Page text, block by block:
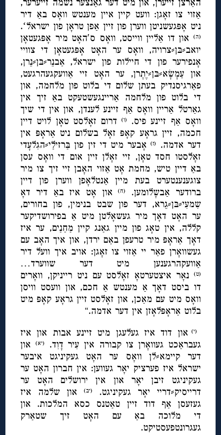
אַזוי צו זאָגן: וועט קיין איין מענטש וואָס באַ דיר
ניט אָפּגעשניטן ווערן פון זיין אַפן טראָן פון ישראלʻ.
(ה) און דו אַליין ווייסט, וואָס ס′האָט מיר אָפּגעטאָן
יואב⸗בּן⸗צרויה, וואָס ער האָט אָפּגעטאָן די צוויי
אָנפירער פון די חיילות פון ישראל, אַבנֵר⸗בּן⸗נֵרן,
און עַמָשָׂא⸗בּן⸗יֶתֶרן, ער האָט זיי אַוועקגעהרגעט,
פאַרגיסנדיק בעתן שלום די בלוט פון מלחמה, און
די בלוט פון מלחמה אַריינגעשטעקט באַ זיך אין
גאַרטל אַריין וואָס אַף זיינע לענדן, און אין די שיך
וואָס אַף זיינע פיס.
(ו)דרום זאָלסט טאָן לויט דיין
חכמה, זיין גראָע קאָפּ זאָל בשלום ניט אַראָפּ אין
דער אדמה.
(ז)אָבער מיט די זין פון בַּרזילַי⸗הגִלעָדי
זאָלסטו חסד טאָן, זיי זאָלן זיין אום די וואָס עסן
באַ דיין טיש, מחמת אָט אַזוי האָבן זיי זיך צו מיר
צוגענענטערט בעת מיין אַנטלאָפן ווערן פון דיין
ברודער אַבשָלומען.
(ח)און אָט איז באַ דיר דאָ
שִמעִי⸗בּן⸗גֵרא, דער פון שבט בנימין, פון בחורים,
ער האָט דאָך מיר געשאָלטן מיט אַ בפירושדיקער
קללה, אין טאָג פון מיין גאַנג קיין מַחַנַים, ער איז
דאָך אַראָפּ מיר טרעפן באַם ירדן, און איך האָב עם
געשוואָרן פאַר יי אַזוי צו זאָגן: אויב איך וועל דיר
אַוועקהרגענען מיט דער שווערד…
(ט)
נאָר איצטערטאָ זאָלסט עם ניט רייניקן, וואָרים
דו ביסט דאָך אַ מענטש אַ חכם, און וועסט וויסן
וואָס מיט עם מאַכן, און זאָלסט זיין גראָע קאָפּ מיט
בלוט אַראָפּלאָזן אין דער אדמה.“
(י) און דוד איז געלעגן מיט זיינע אבות און איז
געבראַכט געוואָרן צו קבורה אין עִיר דָוִד.(יא)
און
דער קיימא⸗לן וואָס ער האָט געקיניגט איבער
ישראל איז פערציק יאָר געווען: אין חברון האָט ער
געקיניגט זיבן יאָר און אין ירושלים האָט ער
דרייסיק⸗דריי יאָר געקיניגט.
(יב)
און שלמה איז
געזעסן אַף דוד זיין טאַטנס כסא המלכות. און
די מלוכה באַ עם האָט זיך שטאַרק
געגרונטפעסטיקט.